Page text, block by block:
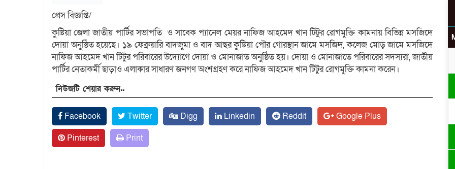
প্রেস বিজ্ঞপ্তি/
কুষ্টিয়া জেলা জাতীয় পার্টির সভাপতি ও সাবেক প্যানেল মেয়র নাফিজ আহমেদ খান টিটুর রোগমুক্তি কামনায় বিভিন্ন মসজিদে
দোয়া অনুষ্ঠিত হয়েছে। ১৯ ফেব্রুয়ারি বাদজুমা ও বাদ আছর কুষ্টিয়া পৌর গোরস্থান জামে মসজিদ, কলেজ মোড় জামে মসজিদে
নাফিজ আহমেদ খান টিটুর পরিবারের উদ্যোগে দোয়া ও মোনাজাত অনুষ্ঠিত হয়। দোয়া ও মোনাজাতে পরিবারের সদস্যরা, জাতীয়
পার্টির নেতাকর্মী ছাড়াও এলাকার সাধারণ জনগণ অংশগ্রহণ করে নাফিজ আহমেদ খান টিটুর রোগমুক্তি কামনা করেন।
নিউজটি শেয়ার করুন..
Facebook Twitter Digg Linkedin Reddit
Google Plus
Pinterest
Print